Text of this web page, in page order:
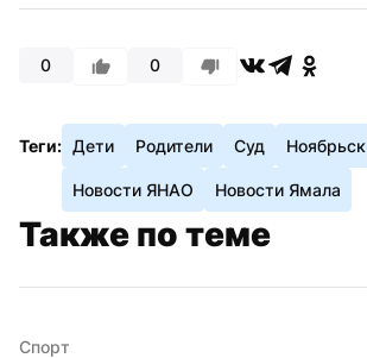
0 0
Теги: Дети Родители Суд Ноябрьск
Новости ЯНАО Новости Ямала
Также по теме
Спорт